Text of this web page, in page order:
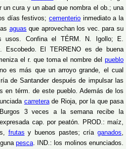
un cura y un abad que nombra el ob.; una
días festivos; cementerio inmediato a la
aguas que aprovechan los vec. para su
usos. Confina el TÉRM. N. Igollo; E.
El TERRENO es de buena
el r. que toma el nombre del pueblo
es más que un arroyo grande, el cual
de Santander después de impulsar las
en térm. de este pueblo. Además de los
carreterade Rioja, por la que pasa
3 veces a la semana recibe la
cap. por peatón. PROD.: maíz,
frutas y buenos pastes; críaganados,
pesca. IND.: los molinos enunciados.